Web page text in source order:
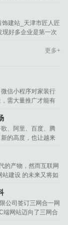
建站_天津市匠人匠
好多企业是第一次
更多+
信小程序对家装行
需大量推广才能有
、阿里、百度、腾
的高度，也让越来
的产物，然而互联网
建设 的未来又将如
公司签订三网合一网
端网站迈向了三网合